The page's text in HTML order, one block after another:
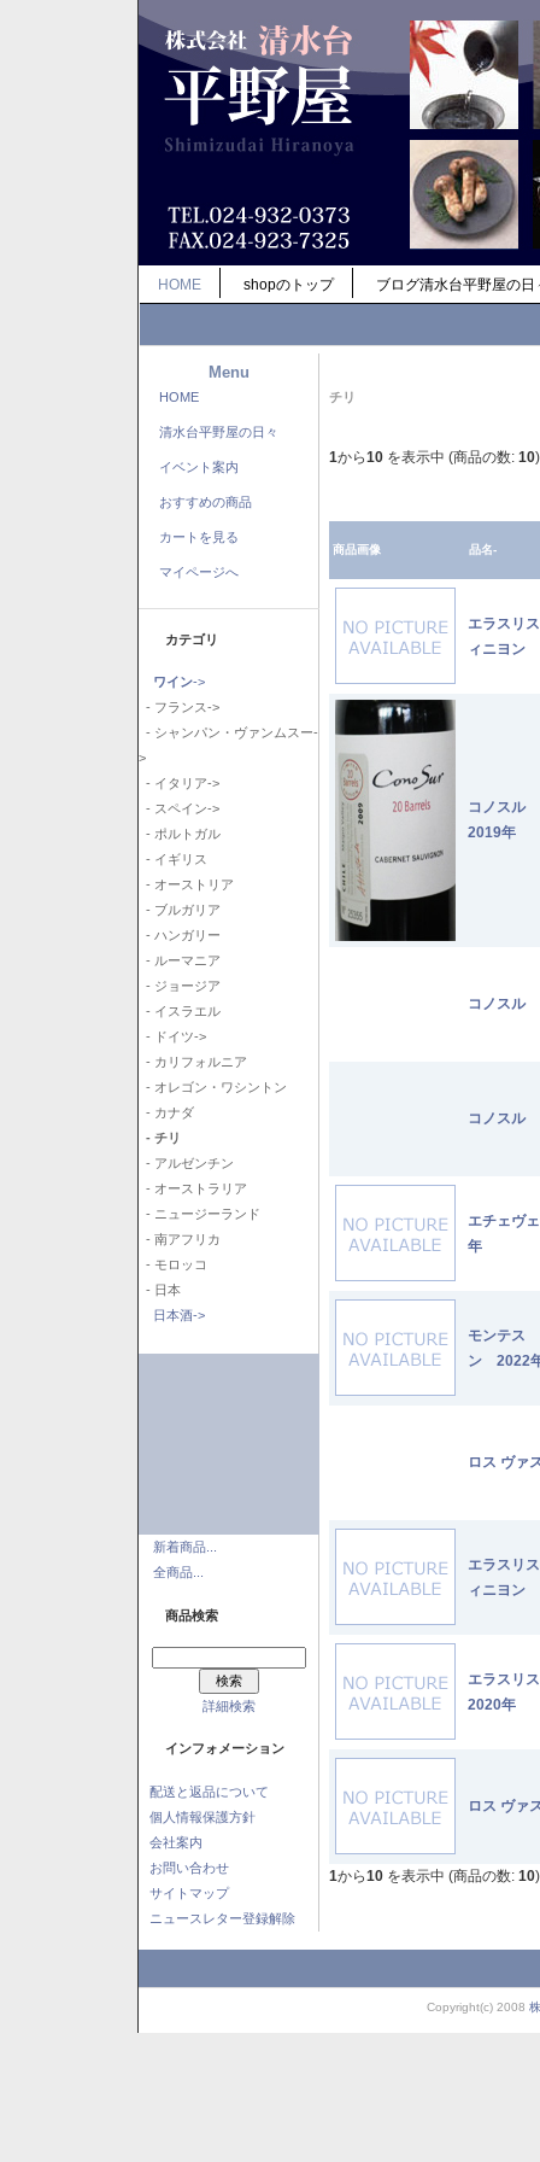
HOME shopのトップ ブログ清水台平野屋の日
Menu
HOME
清水台平野屋の日々
イベント案内
おすすめの商品
カートを見る
マイページへ
カテゴリ
ワイン->
- フランス->
- シャンパン・ヴァンムスー-
>
- イタリア->
- スペイン->
- ポルトガル
- イギリス
- オーストリア
- ブルガリア
- ハンガリー
- ルーマニア
- ジョージア
- イスラエル
- ドイツ->
- カリフォルニア
- オレゴン・ワシントン
- カナダ
- チリ
- アルゼンチン
- オーストラリア
- ニュージーランド
- 南アフリカ
- モロッコ
- 日本
日本酒->
新着商品...
全商品...
商品検索
詳細検索
インフォメーション
配送と返品について
個人情報保護方針
会社案内
お問い合わせ
サイトマップ
ニュースレター登録解除
チリ
1から10 を表示中 (商品の数: 10)
商品画像 品名-
エラスリ
ィニヨン
コノスル
2019年
コノスル
コノスル
エチェヴ
年
モンテス
ン 2022
ロス ヴァ
エラスリ
ィニヨン
エラスリ
2020年
ロス ヴァ
1から10 を表示中 (商品の数: 10)
Copyright(c) 2008